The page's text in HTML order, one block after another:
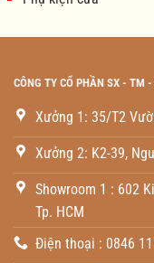
CÔNG TY CỔ PHẦN SX - TM
Xưởng 1: 35/T2
Xưởng 2: K2-39,
Showroom 1 : 602
Tp. HCM
Điện thoại : 0846